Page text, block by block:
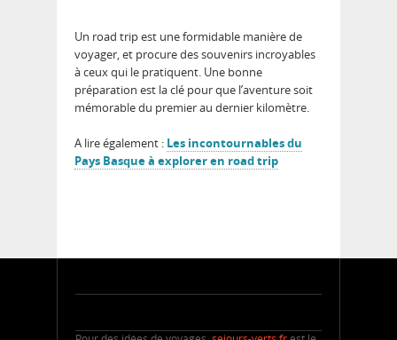
Un road trip est une formidable manière de
voyager, et procure des souvenirs incroyables
à ceux qui le pratiquent. Une bonne
préparation est la clé pour que l’aventure soit
mémorable du premier au dernier kilomètre.
A lire également : Les incontournables du
Pays Basque à explorer en road trip